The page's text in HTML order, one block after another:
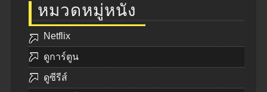
หมวดหมู่หนัง
Netflix
ดูการ์ตูน
ดูซีรีส์